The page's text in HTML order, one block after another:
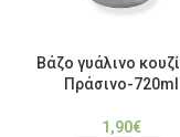
Βάζο γυάλινο
Πράσινο-720ml
1,90€